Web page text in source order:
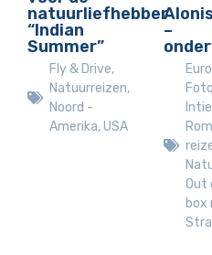
natuurliefhebber
“Indian
Summer”
Fly & Drive,
Natuurreizen,
Noord -
Amerika,USA
–
Out
box